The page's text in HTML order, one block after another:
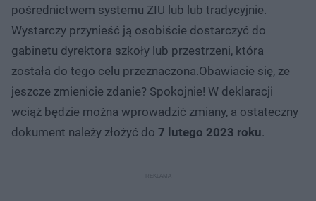
pośrednictwem systemu ZIU lub lub tradycyjnie.
Wystarczy przynieść ją osobiście dostarczyć do
gabinetu dyrektora szkoły lub przestrzeni, która
została do tego celu przeznaczona.Obawiacie się, ze
jeszcze zmienicie zdanie? Spokojnie! W deklaracji
wciąż będzie można wprowadzić zmiany, a ostateczny
dokument należy złożyć do 7 lutego 2023 roku.